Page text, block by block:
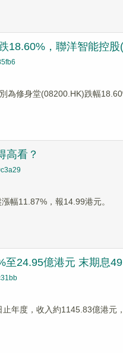
18.60%，聯洋智能控
為修身堂(08200.HK)跌幅
高看？
幅11.87%，報14.99港元。
至24.95億港元 末期息
年度，收入約1145.83億港